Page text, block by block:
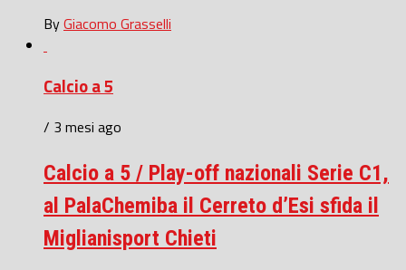
ByGiacomo Grasselli
Calcio a 5
/ 3 mesi ago
Calcio a 5 / Play-off nazionali Serie C1,
al PalaChemiba il Cerreto d’Esi sfida il
Miglianisport Chieti